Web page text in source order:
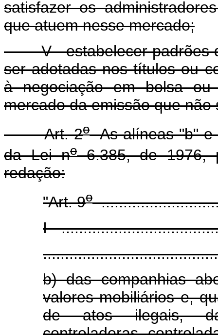
satisfazer os
que atuem nesse mercado;
V - estabelecer padrões
ser adotadas nos títulos ou
à negociação em bolsa
mercado da emissão que
Art. 2oAs alíneas "b" e
da Lei no6.385, de 1976,
redação:
"Art. 9o
I -
b) das companhias
valores mobiliários e,
de atos ilegais,